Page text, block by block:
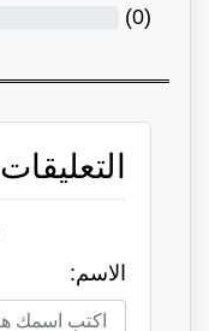
(
0
)
التعليقات
الاسم: